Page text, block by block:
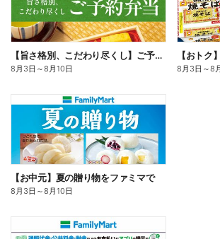
【旨さ格別、こだわり尽くし】ご予約弁当
8月3日 ～8月10日 8月3日 ～8
【お中元】夏の贈り物をファミマで
8月3日 ～8月10日